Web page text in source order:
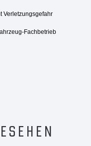
Verletzungsgefahr
Fachbetrieb